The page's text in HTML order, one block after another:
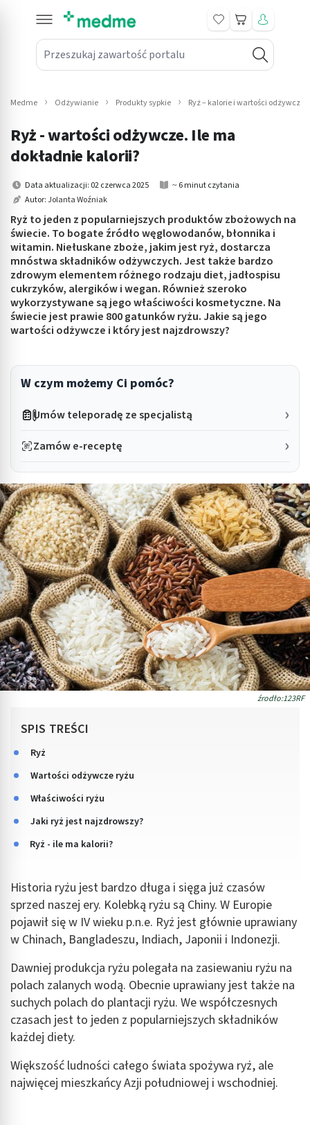
Przeszukaj zawartość portalu
Koszyk
submenu: Leki na receptę
submenu: Mama i dziecko
submenu: Kosmetyki
submenu: Higiena
submenu: Sprzęt medyczny
submenu: Intymne
submenu: Wellness
Medme Odżywianie Produkty sypkie Ryż – kalorie i wartości
Ryż - wartości odżywcze. Ile ma
dokładnie kalorii?
Data aktualizacji: 02 czerwca 2025
~ 6 minut czytania
Autor:Jolanta Woźniak
Ryż to jeden z popularniejszych produktów zbożowych na
świecie. To bogate źródło węglowodanów, błonnika i
witamin. Niełuskane zboże, jakim jest ryż, dostarcza
mnóstwa składników odżywczych. Jest także bardzo
zdrowym elementem różnego rodzaju diet, jadłospisu
cukrzyków, alergików i wegan. Również szeroko
wykorzystywane są jego właściwości kosmetyczne. Na
świecie jest prawie 800 gatunków ryżu. Jakie są jego
wartości odżywcze i który jest najzdrowszy?
W czym możemy Ci pomóc?
Umów teleporadę ze specjalistą
Zamów e-receptę
źrodło:123RF
SPIS TREŚCI
Ryż
Wartości odżywcze ryżu
Właściwości ryżu
Jaki ryż jest najzdrowszy?
Ryż - ile ma kalorii?
Historia ryżu jest bardzo długa i sięga już czasów
sprzed naszej ery. Kolebką ryżu są Chiny. W Europie
pojawił się w IV wieku p.n.e. Ryż jest głównie uprawiany
w Chinach, Bangladeszu, Indiach, Japonii i Indonezji.
Dawniej produkcja ryżu polegała na zasiewaniu ryżu na
polach zalanych wodą. Obecnie uprawiany jest także na
suchych polach do plantacji ryżu. We współczesnych
czasach jest to jeden z popularniejszych składników
każdej diety.
Większość ludności całego świata spożywa ryż, ale
najwięcej mieszkańcy Azji południowej i wschodniej.